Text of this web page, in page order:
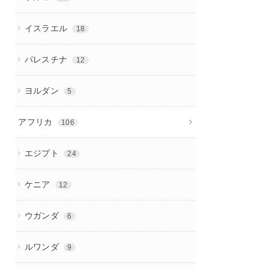
イスラエル 18
パレスチナ 12
ヨルダン 5
アフリカ 106
エジプト 24
ケニア 12
ウガンダ 6
ルワンダ 9